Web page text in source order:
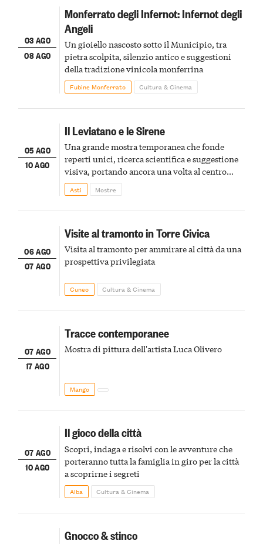
03 AGO
08 AGO
Monferrato degli Infernot: Infernot degli
Angeli
Un gioiello nascosto sotto il Municipio, tra
pietra scolpita, silenzio antico e suggestioni
della tradizione vinicola monferrina
Fubine Monferrato Cultura & Cinema
05 AGO
10 AGO
Il Leviatano e le Sirene
Una grande mostra temporanea che fonde
reperti unici, ricerca scientifica e suggestione
visiva, portando ancora una volta al centro
della scena le meraviglie del passato astigiano
Asti Mostre
06 AGO
07 AGO
Visite al tramonto in Torre Civica
Visita al tramonto per ammirare al città da una
prospettiva privilegiata
Cuneo Cultura & Cinema
07 AGO
17 AGO
Tracce contemporanee
Mostra di pittura dell'artista Luca Olivero
Mango
07 AGO
10 AGO
Il gioco della città
Scopri, indaga e risolvi con le avventure che
porteranno tutta la famiglia in giro per la città
a scoprirne i segreti
Alba Cultura & Cinema
Gnocco & stinco